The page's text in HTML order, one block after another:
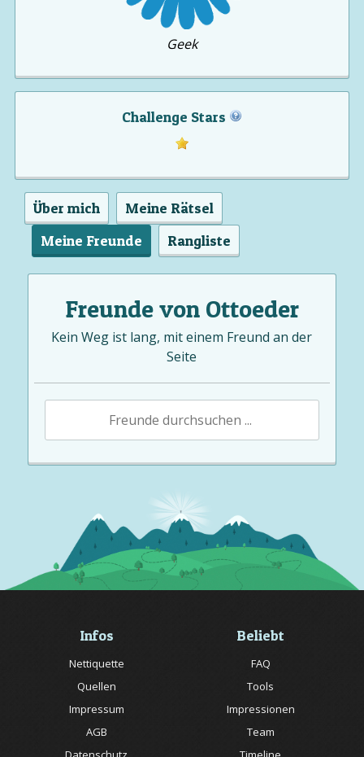
Geek
Challenge Stars
Über mich
Meine Rätsel
Meine Freunde
Rangliste
Freunde von Ottoeder
Kein Weg ist lang, mit einem Freund an der
Seite
Infos
Nettiquette
Quellen
Impressum
AGB
Beliebt
FAQ
Tools
Impressionen
Team